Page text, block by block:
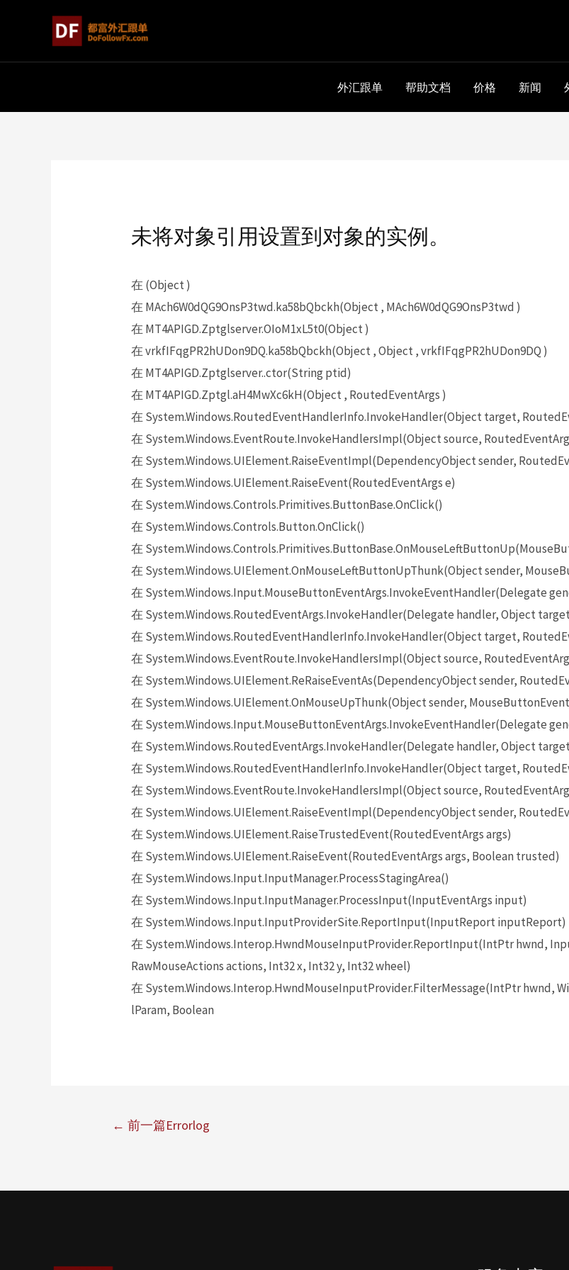
外汇跟单 帮助文档 价格 新闻
未将对象引用设置到对象的实例。
在 (Object )
在 MAch6W0dQG9OnsP3twd.ka58bQbckh(Object , MAch6W0dQG9OnsP3twd )
在 MT4APIGD.Zptglserver.OIoM1xL5t0(Object )
在 vrkfIFqgPR2hUDon9DQ.ka58bQbckh(Object , Object , vrkfIFqgPR2hUDon9DQ )
在 MT4APIGD.Zptglserver..ctor(String ptid)
在 MT4APIGD.Zptgl.aH4MwXc6kH(Object , RoutedEventArgs )
在 System.Windows.RoutedEventHandlerInfo.InvokeHandler(Object target,
在 System.Windows.EventRoute.InvokeHandlersImpl(Object source,
在 System.Windows.UIElement.RaiseEventImpl(DependencyObject sender,
在 System.Windows.UIElement.RaiseEvent(RoutedEventArgs e)
在 System.Windows.Controls.Primitives.ButtonBase.OnClick()
在 System.Windows.Controls.Button.OnClick()
在
在 System.Windows.UIElement.OnMouseLeftButtonUpThunk(Object sender,
在 System.Windows.Input.MouseButtonEventArgs.InvokeEventHandler(Delegate
在 System.Windows.RoutedEventArgs.InvokeHandler(Delegate handler, Object
在 System.Windows.RoutedEventHandlerInfo.InvokeHandler(Object target,
在 System.Windows.EventRoute.InvokeHandlersImpl(Object source,
在 System.Windows.UIElement.ReRaiseEventAs(DependencyObject sender,
在 System.Windows.UIElement.OnMouseUpThunk(Object sender,
在 System.Windows.Input.MouseButtonEventArgs.InvokeEventHandler(Delegate
在 System.Windows.RoutedEventArgs.InvokeHandler(Delegate handler, Object
在 System.Windows.RoutedEventHandlerInfo.InvokeHandler(Object target,
在 System.Windows.EventRoute.InvokeHandlersImpl(Object source,
在 System.Windows.UIElement.RaiseEventImpl(DependencyObject sender,
在 System.Windows.UIElement.RaiseTrustedEvent(RoutedEventArgs args)
在 System.Windows.UIElement.RaiseEvent(RoutedEventArgs args, Boolean trusted)
在 System.Windows.Input.InputManager.ProcessStagingArea()
在 System.Windows.Input.InputManager.ProcessInput(InputEventArgs input)
在 System.Windows.Input.InputProviderSite.ReportInput(InputReport inputReport)
在 System.Windows.Interop.HwndMouseInputProvider.ReportInput(IntPtr hwnd,
RawMouseActions actions, Int32 x, Int32 y, Int32 wheel)
在 System.Windows.Interop.HwndMouseInputProvider.FilterMessage(IntPtr hwnd,
lParam, Boolean
← 前一篇Errorlog